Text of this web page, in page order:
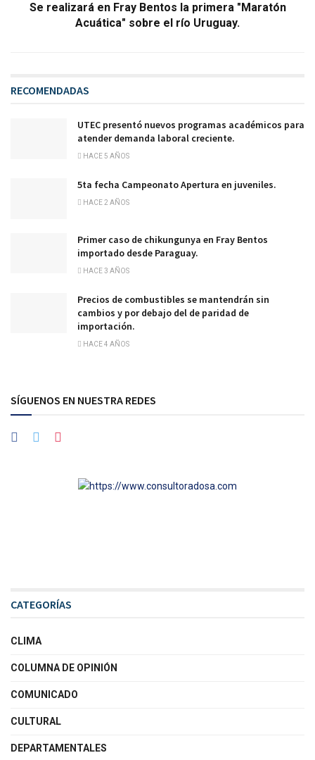
Se realizará en Fray Bentos la primera "Maratón
Acuática" sobre el río Uruguay.
RECOMENDADAS
UTEC presentó nuevos programas académicos para
atender demanda laboral creciente.
HACE 5 AÑOS
5ta fecha Campeonato Apertura en juveniles.
HACE 2 AÑOS
Primer caso de chikungunya en Fray Bentos
importado desde Paraguay.
HACE 3 AÑOS
Precios de combustibles se mantendrán sin
cambios y por debajo del de paridad de
importación.
HACE 4 AÑOS
SÍGUENOS EN NUESTRA REDES
CATEGORÍAS
CLIMA
COLUMNA DE OPINIÓN
COMUNICADO
CULTURAL
DEPARTAMENTALES